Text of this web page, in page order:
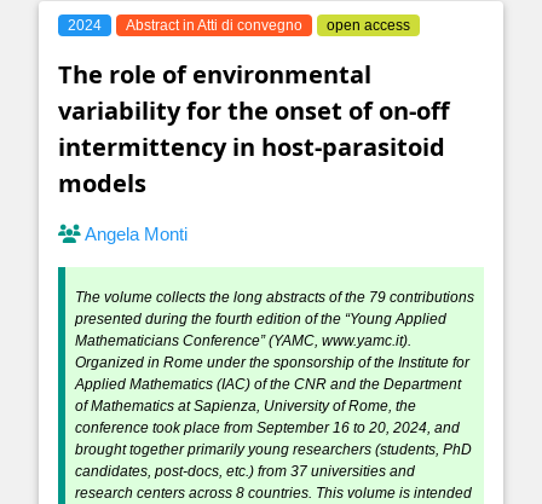
2024 Abstract in Atti di convegno open access
The role of environmental
variability for the onset of on-off
intermittency in host-parasitoid
models
Angela Monti
The volume collects the long abstracts of the 79 contributions
presented during the fourth edition of the “Young Applied
Mathematicians Conference” (YAMC, www.yamc.it).
Organized in Rome under the sponsorship of the Institute for
Applied Mathematics (IAC) of the CNR and the Department
of Mathematics at Sapienza, University of Rome, the
conference took place from September 16 to 20, 2024, and
brought together primarily young researchers (students, PhD
candidates, post-docs, etc.) from 37 universities and
research centers across 8 countries. This volume is intended